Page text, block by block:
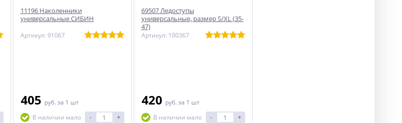
11196 Наколенники
универсальные СИБИН
Артикул: 91067
405 руб. за 1 шт
В наличии мало
- +
69507 Ледоступы
универсальные, размер S/XL (35-
47)
Артикул: 100367
420 руб. за 1 шт
В наличии мало
- +